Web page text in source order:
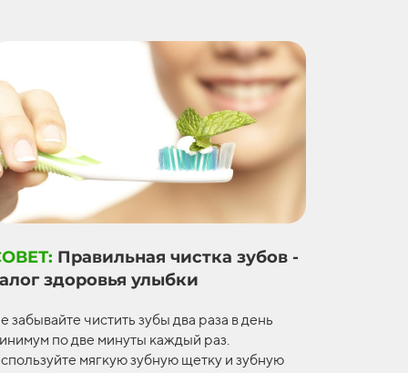
Правильная чистка зубов -
здоровья улыбки
забывайте чистить зубы два раза в день
по две минуты каждый раз.
мягкую зубную щетку и зубную